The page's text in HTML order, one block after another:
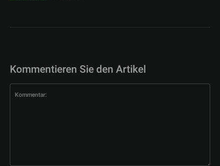
Kommentieren Sie den Artikel